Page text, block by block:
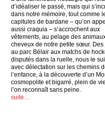
d’idéaliser le passé, mais qui
dans notre mémoire, tout comme
capitules de bardane – qu’on
aussi craquia – s’accrochent aux
vêtements, au pelage des
cheveux de notre petite sœur. Des
au parc Bélair aux matchs de
disputés dans la ruelle, nous le
avec délectation sur les chemins
l’enfance, à la découverte d’un
cosmopolite et bigarré, plein de
l’on reconnaît sans peine.
suite…